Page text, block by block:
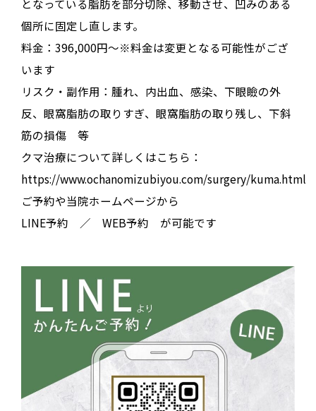
となっている脂肪を部分切除、移動させ、凹みのある
個所に固定し直します。
料金：396,000円～※料金は変更となる可能性がござ
います
リスク・副作用：腫れ、内出血、感染、下眼瞼の外
反、眼窩脂肪の取りすぎ、眼窩脂肪の取り残し、下斜
筋の損傷 等
クマ治療について詳しくはこちら：
https://www.ochanomizubiyou.com/surgery/kuma.html
ご予約や当院ホームページから
LINE予約 ／ WEB予約 が可能です